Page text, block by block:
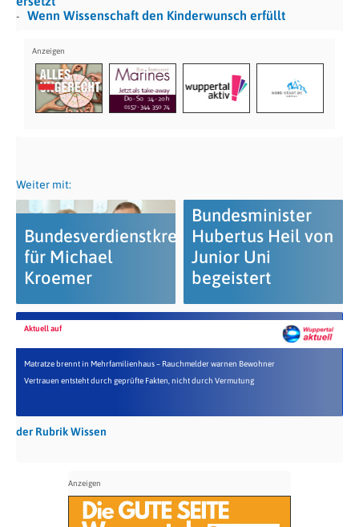
Wenn Wissenschaft den Kinderwunsch erfüllt
Weiter mit:
Bundesverdienstkreuz
für Michael
Kroemer
Bundesminister
Hubertus Heil von
Junior Uni
begeistert
Aktuell auf
Matratze brennt in Mehrfamilienhaus – Rauchmelder warnen Bewohner
Vertrauen entsteht durch geprüfte Fakten, nicht durch Vermutung
der Rubrik Wissen